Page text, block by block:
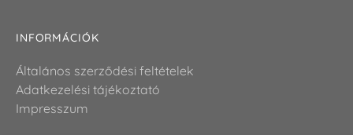
INFORMÁCIÓK
Általános szerződési feltételek
Adatkezelési tájékoztató
Impresszum